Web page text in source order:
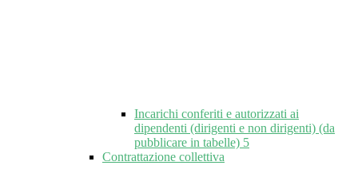
Incarichi conferiti e autorizzati ai
dipendenti (dirigenti e non dirigenti) (da
pubblicare in tabelle) 5
Contrattazione collettiva